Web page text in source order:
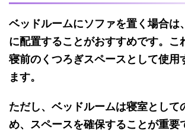
ベッドルームにソファを置く場合は
に配置することがおすすめです。 こ
寝前のくつろぎスペースとして使用
ます。
ただし、 ベッドルームは寝室として
め、スペースを確保することが重要